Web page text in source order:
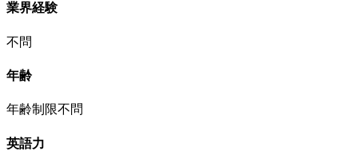
業界経験
不問
年齢
年齢制限不問
英語力